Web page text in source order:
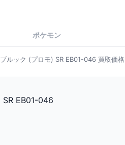
ポケモン
ブルック (プロモ) SR EB01-046 買取価格